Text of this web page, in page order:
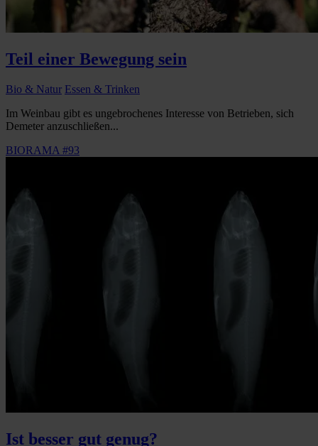
Teil einer Bewegung sein
Bio & Natur Essen & Trinken
Im Weinbau gibt es ungebrochenes Interesse von Betrieben, sich
Demeter anzuschließen...
BIORAMA #93
Ist besser gut genug?